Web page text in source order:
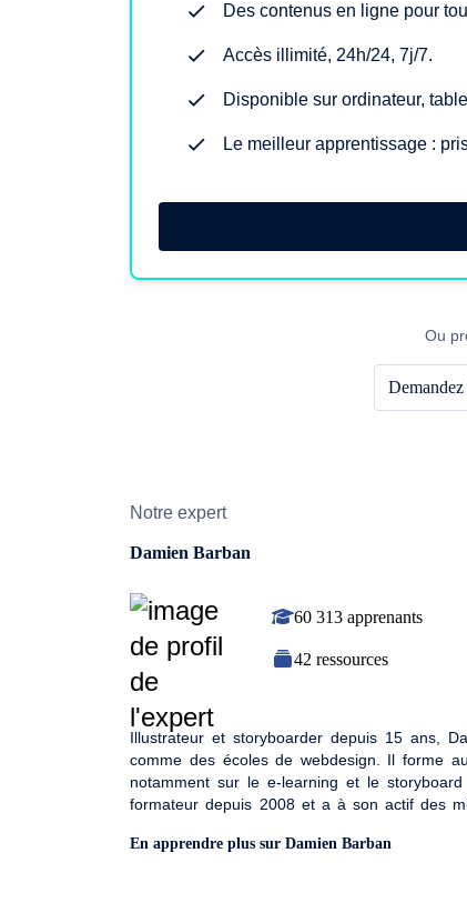
Des contenus en ligne pour
Accès illimité, 24h/24, 7j/7.
Disponible sur ordinateur,
Le meilleur apprentissage :
Ou
Notre expert
Damien Barban
60 313 apprenants
42 ressources
Illustrateur et storyboarder depuis 15 ans,
comme des écoles de webdesign. Il forme
notamment sur le e-learning et le
formateur depuis 2008 et a à son actif des
En apprendre plus sur Damien Barban